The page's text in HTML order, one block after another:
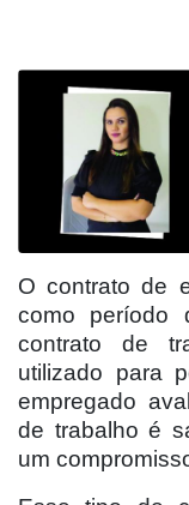
O contrato de
como período
contrato de
utilizado para
empregado
de trabalho é
um